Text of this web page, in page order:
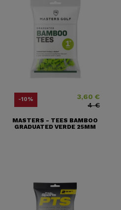
-10% Precio3,60 €
Precio base
4 €
MASTERS - TEES BAMBOO
GRADUATED VERDE 25MM